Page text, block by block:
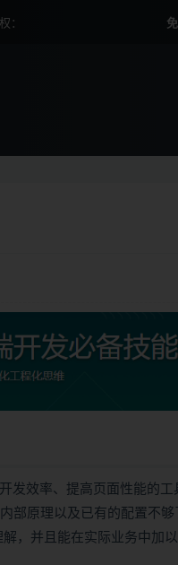
：
发效率、提高页面性能的
部原理以及已有的配置不
，并且能在实际业务中加以